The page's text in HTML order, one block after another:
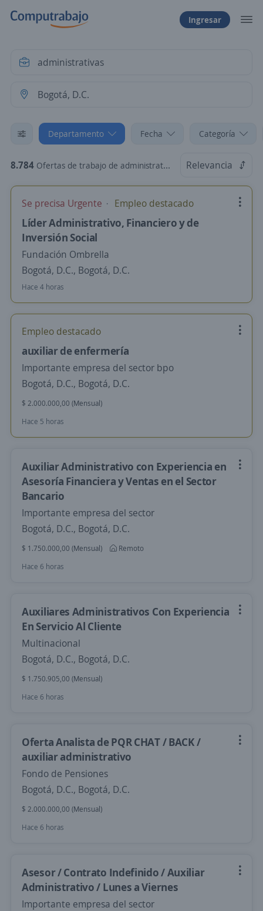
Ingresar
Departamento Fecha Categoría
8.784 Ofertas de trabajo de administrativas en Bogotá, D.C. Relevancia
Se precisa Urgente Empleo destacado
Líder Administrativo, Financiero y de
Inversión Social
Fundación Ombrella
Bogotá, D.C., Bogotá, D.C.
Hace 4 horas
Empleo destacado
auxiliar de enfermería
Importante empresa del sector bpo
Bogotá, D.C., Bogotá, D.C.
$ 2.000.000,00 (Mensual)
Hace 5 horas
Auxiliar Administrativo con Experiencia en
Asesoría Financiera y Ventas en el Sector
Bancario
Importante empresa del sector
Bogotá, D.C., Bogotá, D.C.
$ 1.750.000,00 (Mensual)
Remoto
Hace 6 horas
Auxiliares Administrativos Con Experiencia
En Servicio Al Cliente
Multinacional
Bogotá, D.C., Bogotá, D.C.
$ 1.750.905,00 (Mensual)
Hace 6 horas
Oferta Analista de PQR CHAT / BACK /
auxiliar administrativo
Fondo de Pensiones
Bogotá, D.C., Bogotá, D.C.
$ 2.000.000,00 (Mensual)
Hace 6 horas
Asesor / Contrato Indefinido / Auxiliar
Administrativo / Lunes a Viernes
Importante empresa del sector